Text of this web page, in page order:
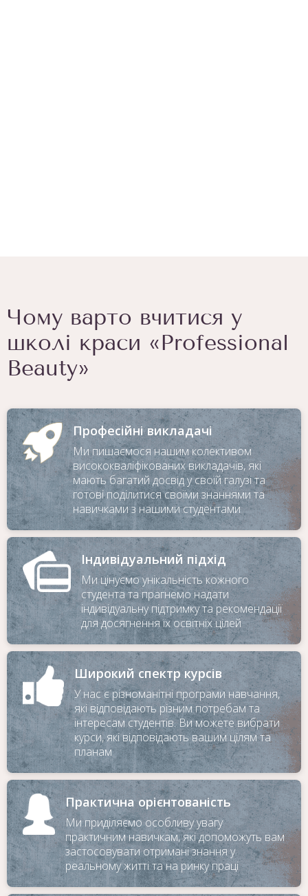
Для замовлення зворотного
дзвінка залиште телефон
Чому варто вчитися у
школі краси «Professional
Beauty»
Професійні викладачі
Ми пишаємося нашим колективом
висококваліфікованих викладачів, які
мають багатий досвід у своїй галузі та
готові поділитися своїми знаннями та
навичками з нашими студентами
Індивідуальний підхід
Ми цінуємо унікальність кожного
студента та прагнемо надати
індивідуальну підтримку та рекомендації
для досягнення їх освітніх цілей
Широкий спектр курсів
У нас є різноманітні програми навчання,
які відповідають різним потребам та
інтересам студентів. Ви можете вибрати
курси, які відповідають вашим цілям та
планам
Практична орієнтованість
Ми приділяємо особливу увагу
практичним навичкам, які допоможуть вам
застосовувати отримані знання у
реальному житті та на ринку праці